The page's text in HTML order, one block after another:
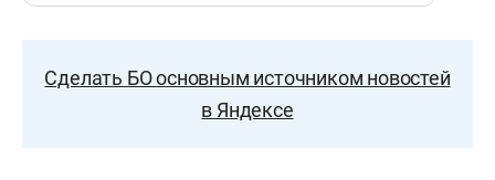
Сделать БО основным источником новостей
в Яндексе